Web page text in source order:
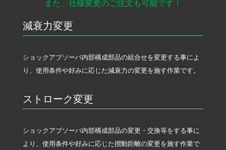
また、仕様変更のご注文も可能です！
減衰力変更
ショックアブソーバ内部構成部品の組合せを変更する事によ
り、使用条件や好みに応じた減衰力の変更を施す作業です。
ストローク変更
ショックアブソーバ内部構成部品の変更・交換等をする事に
より、使用条件や好みに応じた摺動距離の変更を施す作業で